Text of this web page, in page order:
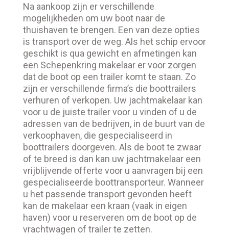
Na aankoop zijn er verschillende
mogelijkheden om uw boot naar de
thuishaven te brengen. Een van deze opties
is transport over de weg. Als het schip ervoor
geschikt is qua gewicht en afmetingen kan
een Schepenkring makelaar er voor zorgen
dat de boot op een trailer komt te staan. Zo
zijn er verschillende firma’s die boottrailers
verhuren of verkopen. Uw jachtmakelaar kan
voor u de juiste trailer voor u vinden of u de
adressen van de bedrijven, in de buurt van de
verkoophaven, die gespecialiseerd in
boottrailers doorgeven. Als de boot te zwaar
of te breed is dan kan uw jachtmakelaar een
vrijblijvende offerte voor u aanvragen bij een
gespecialiseerde boottransporteur. Wanneer
u het passende transport gevonden heeft
kan de makelaar een kraan (vaak in eigen
haven) voor u reserveren om de boot op de
vrachtwagen of trailer te zetten.